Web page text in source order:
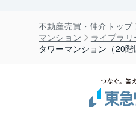
不動産売買・仲介トップ
マンション
ライブラリ
タワーマンション（20階